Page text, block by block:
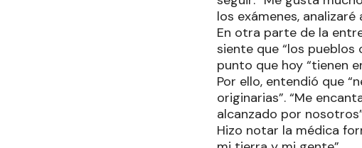
los exámenes,
En otra parte de la
siente que “los pueblos
punto que hoy “tienen
Por ello, entendió que
originarias”. “Me
alcanzado por
Hizo notar la médica